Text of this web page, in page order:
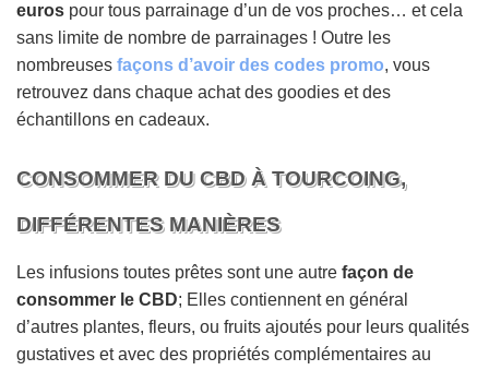
euros pour tous parrainage d’un de vos proches… et cela
sans limite de nombre de parrainages ! Outre les
nombreuses façons d’avoir des codes promo, vous
retrouvez dans chaque achat des goodies et des
échantillons en cadeaux.
CONSOMMER DU CBD À TOURCOING,
DIFFÉRENTES MANIÈRES
Les infusions toutes prêtes sont une autre façon de
consommer le CBD; Elles contiennent en général
d’autres plantes, fleurs, ou fruits ajoutés pour leurs qualités
gustatives et avec des propriétés complémentaires au